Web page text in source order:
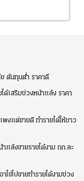
ต้นทุนต่ำ ราคาดี
ด้เสริมช่วงหน้าแล้ง ราคา
งแต่ขายดี ทำรายได้ให้ชาว
แล้งขายรายได้งาม กก.ละ
ข่ไปขายทำรายได้งามช่วง